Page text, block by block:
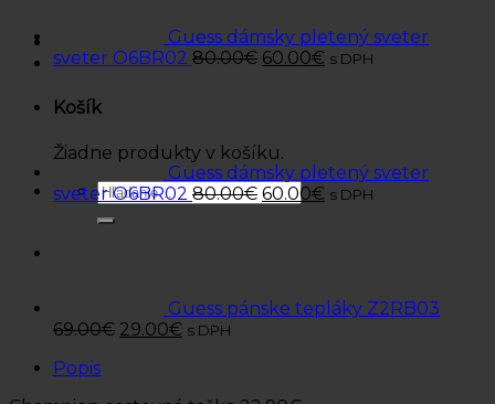
Košík
Žiadne produkty v košíku.
Hľadať:
Guess dámsky pletený sveter
sveter O6BR02 80.00€ 60.00€ s DPH
Guess dámsky pletený sveter
sveter O6BR02 80.00€ 60.00€ s DPH
Guess pánske tepláky Z2RB03
69.00€ 29.00€ s DPH
Popis